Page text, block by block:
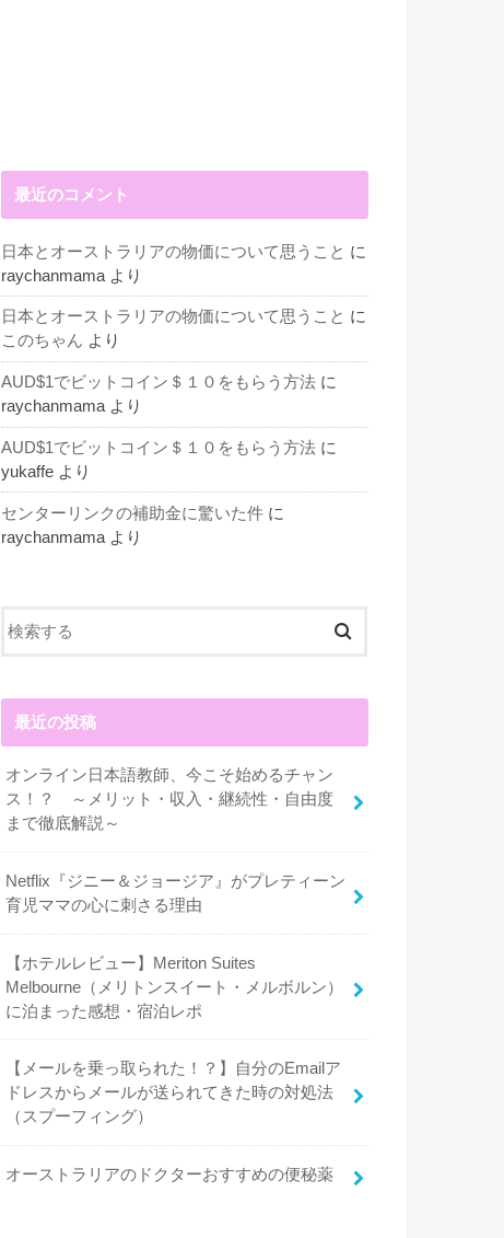
最近のコメント
日本とオーストラリアの物価について思うこと に
raychanmama より
日本とオーストラリアの物価について思うこと に
このちゃん より
AUD$1でビットコイン＄１０をもらう方法 に
raychanmamaより
AUD$1でビットコイン＄１０をもらう方法 に
yukaffe より
センターリンクの補助金に驚いた件 に
raychanmama より
最近の投稿
オンライン日本語教師、今こそ始めるチャン
ス！？ ～メリット・収入・継続性・自由度
まで徹底解説～
Netflix『ジニー＆ジョージア』がプレティーン
育児ママの心に刺さる理由
【ホテルレビュー】Meriton Suites
Melbourne（メリトンスイート・メルボルン）
に泊まった感想・宿泊レポ
【メールを乗っ取られた！？】自分のEmailア
ドレスからメールが送られてきた時の対処法
（スプーフィング）
オーストラリアのドクターおすすめの便秘薬